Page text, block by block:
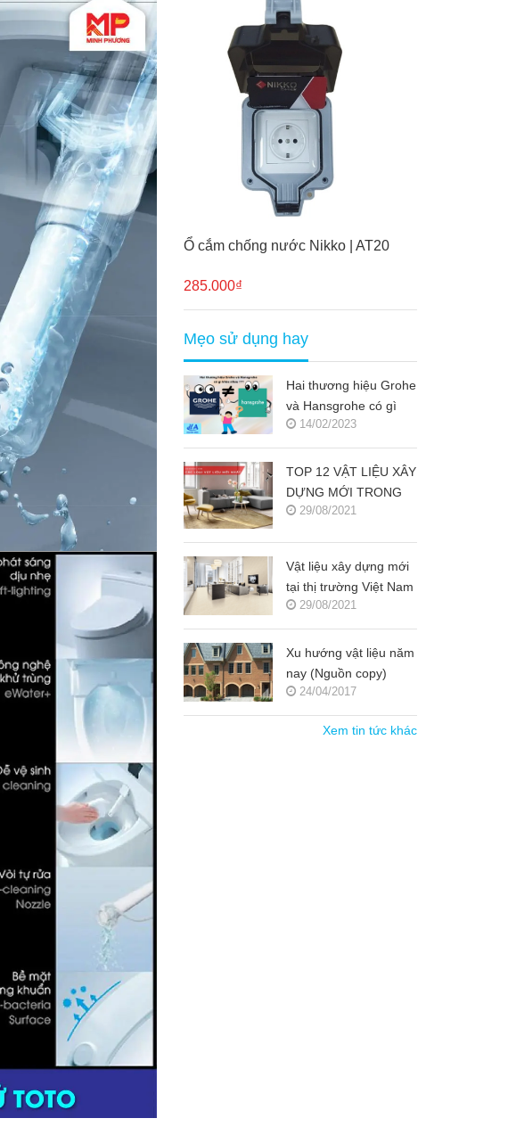
Ổ cắm chống nước Nikko | AT20
285.000₫
Mẹo sử dụng hay
Hai thương hiệu Grohe
và Hansgrohe có gì
khác nhau ???
14/02/2023
TOP 12 VẬT LIỆU XÂY
DỰNG MỚI TRONG
KIẾN TRÚC 2021-
29/08/2021
Vật liệu xây dựng mới
tại thị trường Việt Nam
(Nguồn copy)
29/08/2021
Xu hướng vật liệu năm
nay (Nguồn copy)
24/04/2017
Xem tin tức khác